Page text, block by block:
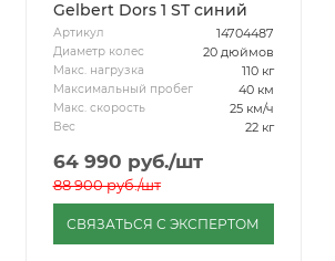
Gelbert Dors 1 ST синий
Артикул 14704487
Диаметр колес 20 дюймов
Макс. нагрузка 110 кг
Максимальный пробег 40 км
Макс. скорость 25 км/ч
Вес 22 кг
64 990 руб./шт
88 900руб./шт
СВЯЗАТЬСЯ С ЭКСПЕРТОМ